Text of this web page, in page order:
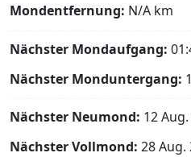
Mondentfernung: N/A km
Nächster Mondaufgang:
Nächster Monduntergang:
Nächster Neumond: 12
Nächster Vollmond: 28 Aug.